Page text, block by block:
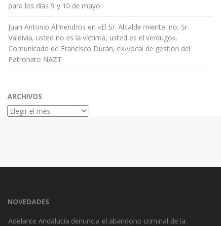
para los días 9 y 10 de mayo
Juan Antonio Almendros en «El Sr. Alcalde miente: no, Sr.
Valdivia, usted no es la víctima, usted es el verdugo».
Comunicado de Francisco Durán, ex-vocal de gestión del
Patronato NAZT
ARCHIVOS
Archivos
NOVEDADES
Adelante Andalucía denuncia el abandono criminal de la